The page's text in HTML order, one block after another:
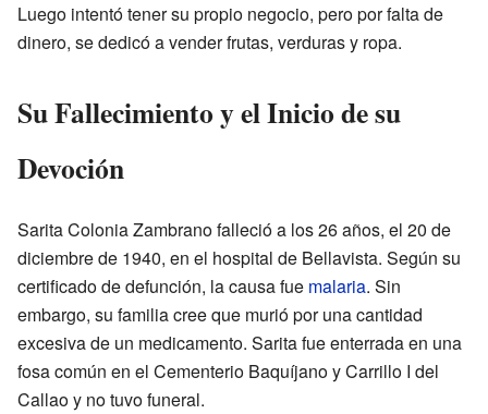
Luego intentó tener su propio negocio, pero por falta de
dinero, se dedicó a vender frutas, verduras y ropa.
Su Fallecimiento y el Inicio de su
Devoción
Sarita Colonia Zambrano falleció a los 26 años, el 20 de
diciembre de 1940, en el hospital de Bellavista. Según su
certificado de defunción, la causa fue malaria. Sin
embargo, su familia cree que murió por una cantidad
excesiva de un medicamento. Sarita fue enterrada en una
fosa común en el Cementerio Baquíjano y Carrillo I del
Callao y no tuvo funeral.